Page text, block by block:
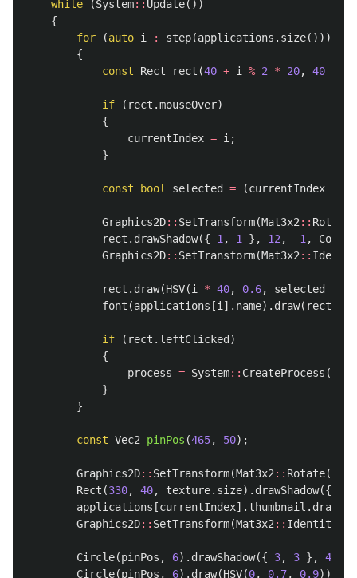
while (System:: Update())
{
for
(auto i : step(applications . size()))
{
const
Rect rect (40 + i % 2 * 20, 40
if ( rect .mouseOver)
{
currentIndex = i ;
}
const bool selected = (currentIndex
Graphics2D:: SetTransform(Mat3x2 :: Rotate
rect . drawShadow({ 1 , 1 }, 12 , -1 ,
ColorF
Graphics2D:: SetTransform(Mat3x2 ::
rect . draw(HSV(i * 40, 0.6, selected
font (applications [i ]. name). draw( rect
if ( rect . leftClicked )
{
process = System:: CreateProcess (
}
}
const Vec2 pinPos (465, 50);
Graphics2D:: SetTransform(Mat3x2 :: Rotate(
Rect (330, 40, texture. size). drawShadow({
applications [currentIndex]. thumbnail . draw
Graphics2D:: SetTransform(Mat3x2 :: Identity
Circle(pinPos , 6). drawShadow({ 3, 3 }, 4
Circle(pinPos , 6). draw(HSV(0, 0.7, 0.9)).